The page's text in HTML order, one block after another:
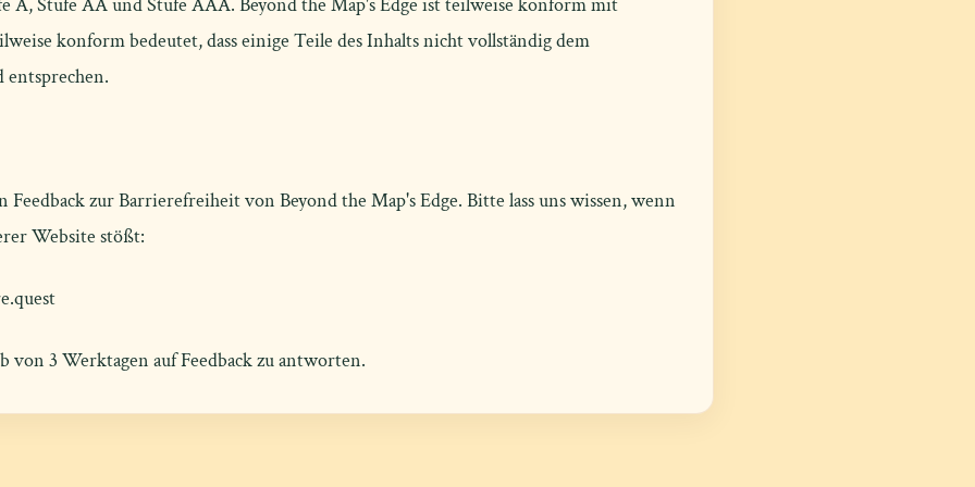
konform bedeutet, dass einige Teile des Inhalts nicht vollständig dem
zur Barrierefreiheit von Beyond the Map's Edge. Bitte lass uns wissen, wenn
Website stößt:
von 3 Werktagen auf Feedback zu antworten.